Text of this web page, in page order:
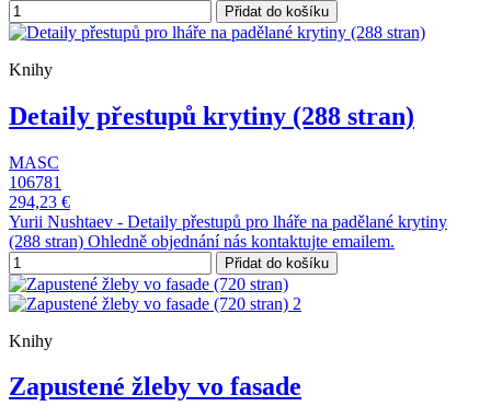
Přidat do košíku
Knihy
Detaily přestupů krytiny (288 stran)
MASC
106781
294,23 €
Yurii Nushtaev - Detaily přestupů pro lháře na padělané krytiny
(288 stran) Ohledně objednání nás kontaktujte emailem.
Přidat do košíku
Knihy
Zapustené žleby vo fasade